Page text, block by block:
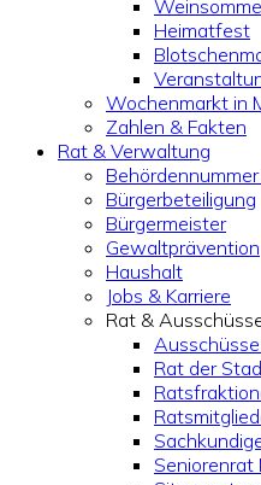
Heimatfest
Wochenmarkt in
Zahlen & Fakten
Rat & Verwaltung
Bürgerbeteiligung
Bürgermeister
Gewaltprävention
Haushalt
Jobs & Karriere
Rat &
Rat der
Seniorenrat